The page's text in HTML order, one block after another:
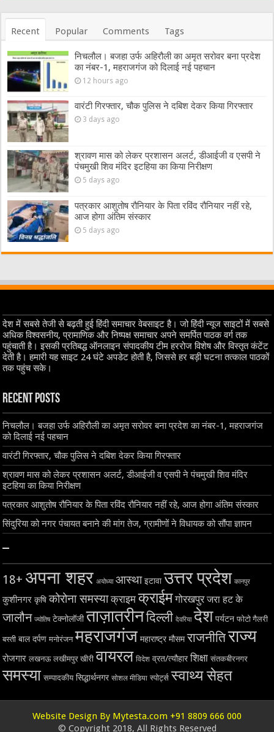
Recent Popular Comments Tags
निचलौल। बजहा उर्फ अहिरौली का अमृत सरोवर बना प्रदेश
का नंबर-1, महराजगंज को दिलाई नई पहचान
12 hours ago
वारंटी गिरफ्तार, चौक पुलिस ने दबिश देकर किया गिरफ्तार
3 days ago
श्रावण मास को लेकर प्रशासन अलर्ट, डीआईजी व एसपी ने
पंचमुखी शिव मंदिर इटहिया का किया निरीक्षण
5 days ago
पत्रकार आशुतोष रौनियार के पिता रविंद रौनियार नहीं रहे,
आज होगा अंतिम संस्कार
5 days ago
देश में सबसे तेजी से बढ़ती हुई हिंदी समाचार वेबसाइट है। जो हिंदी न्यूज साइटों में सबसे
अधिक विश्वसनीय, प्रामाणिक और निष्पक्ष समाचार अपने समर्पित पाठक वर्ग तक
पहुंचाती है। इसकी प्रतिबद्ध ऑनलाइन संपादकीय टीम हररोज विशेष और विस्तृत कंटेंट
देती है। हमारी यह साइट 24 घंटे अपडेट होती है, जिससे हर बड़ी घटना तत्काल पाठकों
तक पहुंच सके।
Recent Posts
निचलौल। बजहा उर्फ अहिरौली का अमृत सरोवर बना प्रदेश का नंबर-1, महराजगंज
को दिलाई नई पहचान
वारंटी गिरफ्तार, चौक पुलिस ने दबिश देकर किया गिरफ्तार
श्रावण मास को लेकर प्रशासन अलर्ट, डीआईजी व एसपी ने पंचमुखी शिव मंदिर
इटहिया का किया निरीक्षण
पत्रकार आशुतोष रौनियार के पिता रविंद रौनियार नहीं रहे, आज होगा अंतिम संस्कार
सिंदुरिया को नगर पंचायत बनाने की मांग तेज, ग्रामीणों ने विधायक को सौंपा ज्ञापन
–
18+ अपना शहर अयोध्या आस्था इटावा उत्तर प्रदेश कानपुर
कुशीनगर कृषि कोरोना समस्या क्राइम क्राईम गोरखपुर जरा हट के
जालौन ज्योतिष टेक्नोलॉजी ताज़ातरीनदिल्ली देवरिया देश पर्यटन फोटो गैलरी
बस्ती बाल दर्पण मनोरंजन महराजगंज महाराष्ट्र मौसम राजनीतिराज्य
रोजगार लखनऊ लखीमपुर खीरी वायरल विदेश व्रत/त्यौहार शिक्षा संतकबीरनगर
समस्या सम्पादकीय सिद्धार्थनगर सोशल मीडिया स्पोर्ट्स स्वाथ्य सेहत
Website Design By Mytesta.com +91 8809 666 000
© Copyright 2018, All Rights Reserved